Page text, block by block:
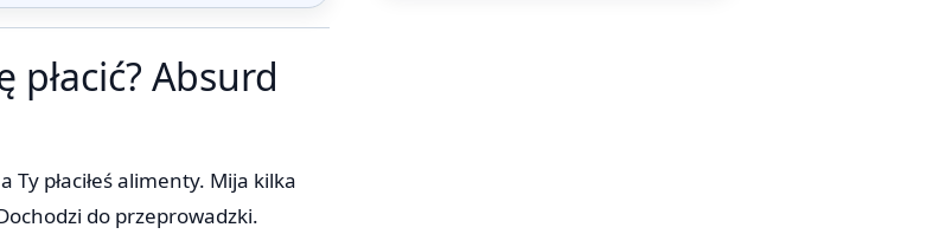
Absurd
płaciłeś alimenty. Mija kilka
do przeprowadzki.